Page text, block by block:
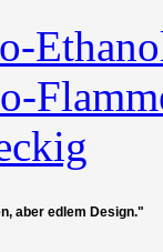
aber edlem Design."